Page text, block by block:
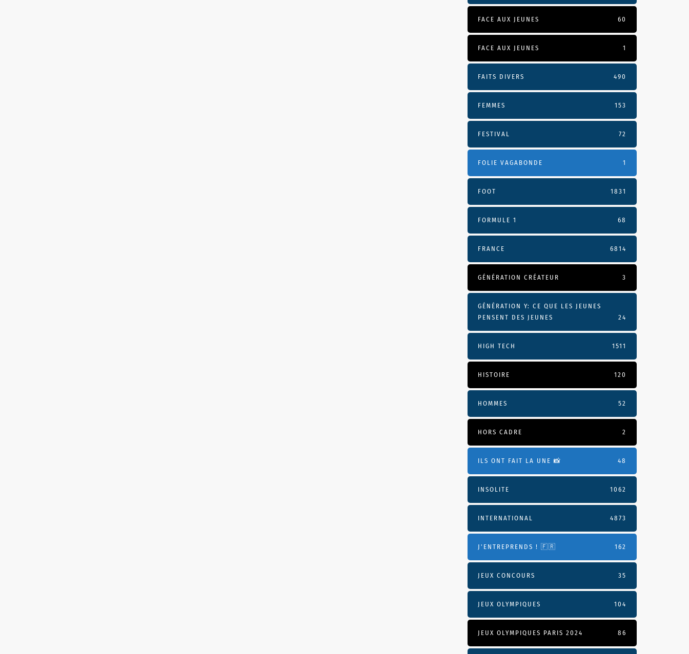
FACE AUX JEUNES 60
FACE AUX JEUNES 1
FAITS DIVERS 490
FEMMES 153
FESTIVAL 72
FOLIE VAGABONDE 1
FOOT 1831
FORMULE 1 68
FRANCE 6814
GÉNÉRATION CRÉATEUR 3
GÉNÉRATION Y: CE QUE LES JEUNES
PENSENT DES JEUNES
24
HIGH TECH 1511
HISTOIRE 120
HOMMES 52
HORS CADRE 2
ILS ONT FAIT LA UNE 📸 48
INSOLITE 1062
INTERNATIONAL 4873
J'ENTREPRENDS ! 🇫🇷 162
JEUX CONCOURS 35
JEUX OLYMPIQUES 104
JEUX OLYMPIQUES PARIS 2024 86